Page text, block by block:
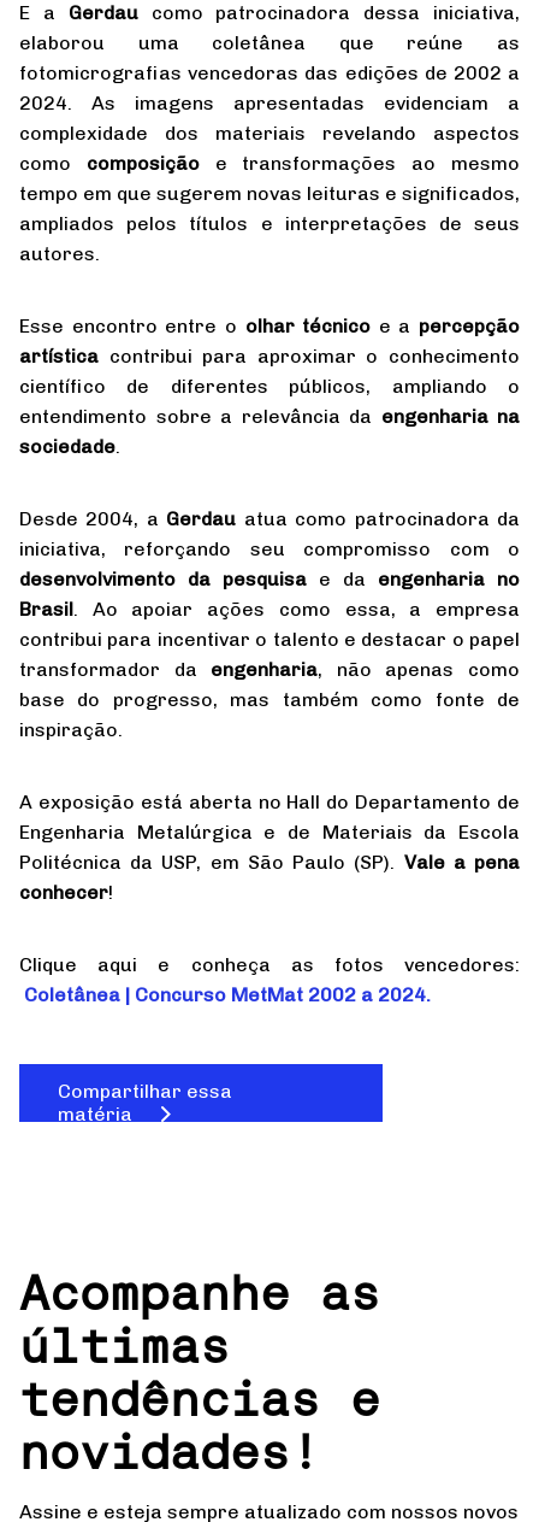
E a Gerdau como patrocinadora dessa iniciativa,
elaborou uma coletânea que reúne as
fotomicrografias vencedoras das edições de 2002 a
2024. As imagens apresentadas evidenciam a
complexidade dos materiais revelando aspectos
como composição e transformações ao mesmo
tempo em que sugerem novas leituras e significados,
ampliados pelos títulos e interpretações de seus
autores.
Esse encontro entre o olhar técnico e a percepção
artística contribui para aproximar o conhecimento
científico de diferentes públicos, ampliando o
entendimento sobre a relevância da engenharia na
sociedade.
Desde 2004, a Gerdau atua como patrocinadora da
iniciativa, reforçando seu compromisso com o
desenvolvimento da pesquisa e da engenharia no
Brasil. Ao apoiar ações como essa, a empresa
contribui para incentivar o talento e destacar o papel
transformador da engenharia, não apenas como
base do progresso, mas também como fonte de
inspiração.
A exposição está aberta no Hall do Departamento de
Engenharia Metalúrgica e de Materiais da Escola
Politécnica da USP, em São Paulo (SP). Vale a pena
conhecer!
Clique aqui e conheça as fotos vencedores:
Coletânea | Concurso MetMat 2002 a 2024.
Compartilhar essa
matéria
Acompanhe as
últimas
tendências e
novidades!
Assine e esteja sempre atualizado com nossos novos